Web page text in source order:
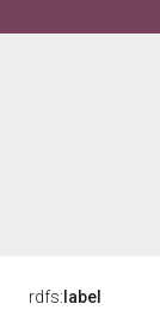
rdfs: label